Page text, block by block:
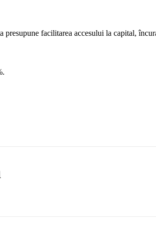
presupune facilitarea accesului la capital,